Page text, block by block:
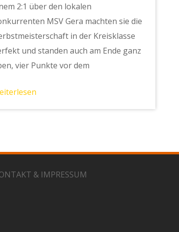
2:1 über den lokalen
MSV Gera machten sie die
in der Kreisklasse
und standen auch am Ende ganz
vier Punkte vor dem
& IMPRESSUM